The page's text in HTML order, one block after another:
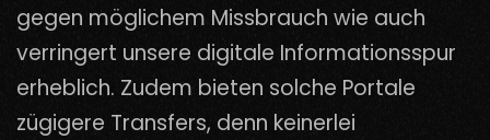
gegen möglichem Missbrauch wie auch
verringert unsere digitale Informationsspur
erheblich. Zudem bieten solche Portale
zügigere Transfers, denn keinerlei